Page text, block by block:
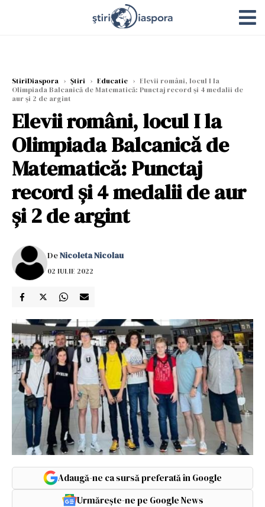
StiriDiaspora › Știri › Educatie › Elevii români, locul I la
Olimpiada Balcanică de Matematică: Punctaj record și 4 medalii de
aur şi 2 de argint
Elevii români, locul I la
Olimpiada Balcanică de
Matematică: Punctaj
record și 4 medalii de aur
şi 2 de argint
DeNicoleta Nicolau
02 IULIE 2022
Adaugă-ne ca sursă preferată în Google
Urmărește-ne pe Google News